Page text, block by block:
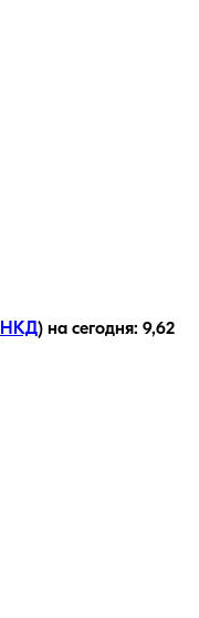
НКД) на сегодня: 9,62